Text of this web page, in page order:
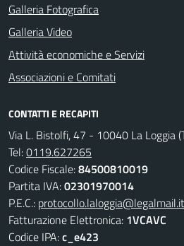
Galleria Fotografica
Galleria Video
Attività economiche e Servizi
Associazioni e Comitati
CONTATTI E RECAPITI
Via L. Bistolfi, 47 - 10040 La Loggia
Tel:0119.627265
Codice Fiscale:84500810019
Partita IVA:02301970014
P.E.C.: protocollo.laloggia@legalmail.it
Fatturazione Elettronica: 1VCAVC
Codice IPA:c_e423